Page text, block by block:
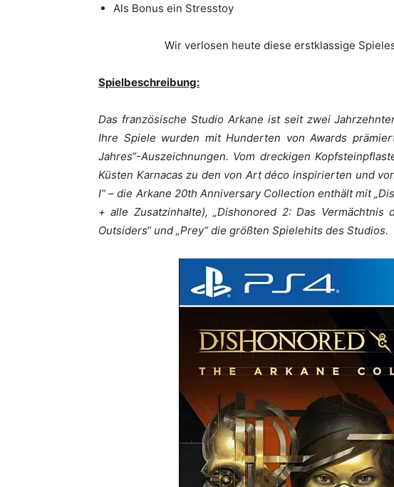
Als Bonus ein Stresstoy
Wir verlosen heute diese erstklassige
Spielbeschreibung:
Das französische Studio Arkane ist seit zwei
Ihre Spiele wurden mit Hunderten von Awards
Jahres“-Auszeichnungen. Vom dreckigen
Küsten Karnacas zu den von Art déco inspirierten und
I“ – die Arkane 20th Anniversary Collection enthält mit
+ alle Zusatzinhalte), „Dishonored 2: Das Vermächtnis
Outsiders“ und „Prey“ die größten Spielehits des Studios.